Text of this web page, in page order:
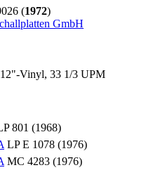
(1972)
GmbH
Vinyl, 33 1/3 UPM
801 (1968)
LP E 1078 (1976)
MC 4283 (1976)